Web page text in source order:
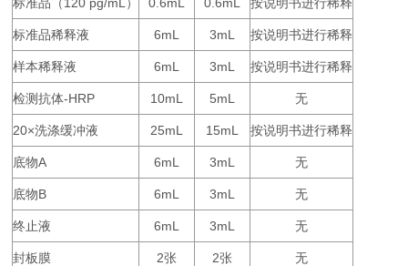
）
标准品稀释液 6mL 3mL 按说明书进行稀释
样本稀释液 6mL 3mL 按说明书进行稀释
检测抗体-HRP 10mL 5mL 无
20×洗涤缓冲液 25mL 15mL 按说明书进行稀释
底物A 6mL 3mL 无
底物B 6mL 3mL 无
终止液 6mL 3mL 无
封板膜 2张 2张 无